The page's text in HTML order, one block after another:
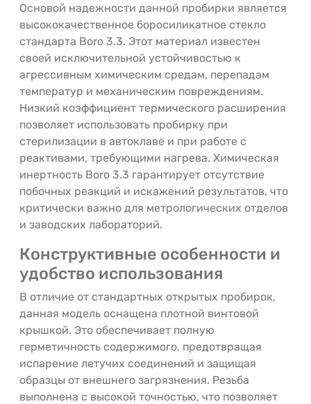
Основой надежности данной пробирки является
высококачественное боросиликатное стекло
стандарта Boro 3.3. Этот материал известен
своей исключительной устойчивостью к
агрессивным химическим средам, перепадам
температур и механическим повреждениям.
Низкий коэффициент термического расширения
позволяет использовать пробирку при
стерилизации в автоклаве и при работе с
реактивами, требующими нагрева. Химическая
инертность Boro 3.3 гарантирует отсутствие
побочных реакций и искажений результатов, что
критически важно для метрологических отделов
и заводских лабораторий.
Конструктивные особенности и
удобство использования
В отличие от стандартных открытых пробирок,
данная модель оснащена плотной винтовой
крышкой. Это обеспечивает полную
герметичность содержимого, предотвращая
испарение летучих соединений и защищая
образцы от внешнего загрязнения. Резьба
выполнена с высокой точностью, что позволяет